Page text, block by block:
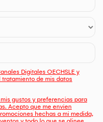
Digitales OECHSLE y
de mis datos
gustos y preferencias para
Acepto que me envien
hechas a mi medida,